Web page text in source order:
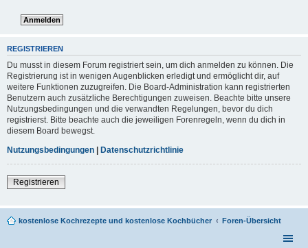
REGISTRIEREN
Du musst in diesem Forum registriert sein, um dich anmelden zu können. Die
Registrierung ist in wenigen Augenblicken erledigt und ermöglicht dir, auf
weitere Funktionen zuzugreifen. Die Board-Administration kann registrierten
Benutzern auch zusätzliche Berechtigungen zuweisen. Beachte bitte unsere
Nutzungsbedingungen und die verwandten Regelungen, bevor du dich
registrierst. Bitte beachte auch die jeweiligen Forenregeln, wenn du dich in
diesem Board bewegst.
Nutzungsbedingungen | Datenschutzrichtlinie
Registrieren
kostenlose Kochrezepte und kostenlose Kochbücher Foren-Übersicht